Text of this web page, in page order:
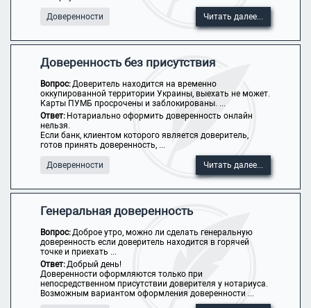
Доверенности Читать далее...
Доверенность без присутствия
Вопрос:Доверитель находится на временно
оккупированной территории Украины, выехать не может.
Карты ПУМБ просрочены и заблокированы. ...
Ответ: Нотариально оформить доверенность онлайн
нельзя.
Если банк, клиентом которого является доверитель,
готов принять доверенность, ...
Доверенности Читать далее...
Генеральная доверенность
Вопрос:Доброе утро, можно ли сделать генеральную
доверенность если доверитель находится в горячей
точке и приехать ...
Ответ:Добрый день!
Доверенности оформляются только при
непосредственном присутствии доверителя у нотариуса.
Возможным вариантом оформления доверенности ...